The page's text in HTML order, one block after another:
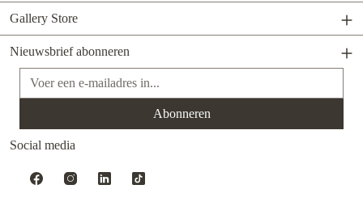
Gallery Store
Nieuwsbrief abonneren
E-mailadres*
Abonneren
Social media